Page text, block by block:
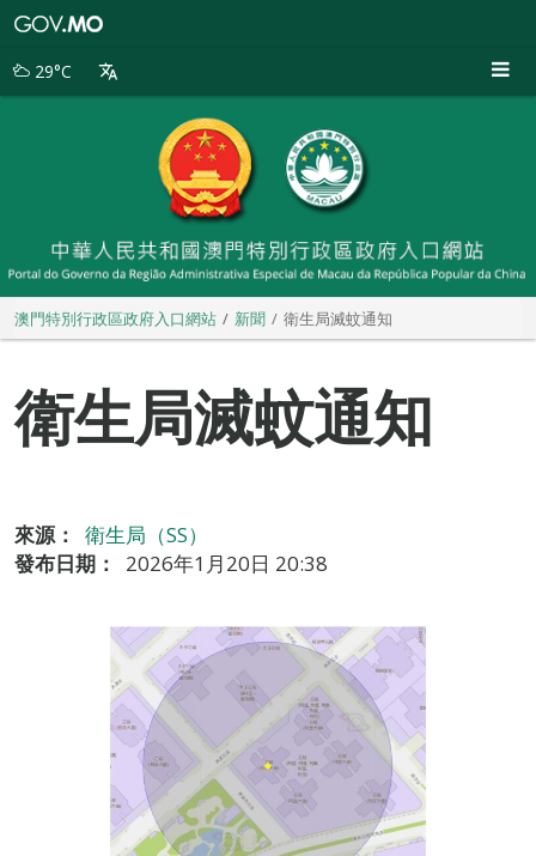
別
29°C
澳門特別行政區政府入口網站 新聞 衛生局滅蚊通知
衛生局滅蚊通知
來源：
衛生局（SS）
發布日期：
2026年1月20日 20:38